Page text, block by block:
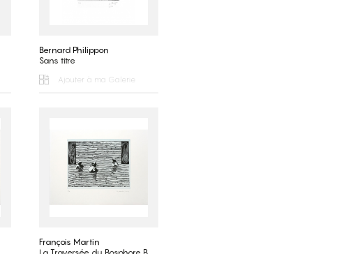
Bernard Philippon
Sans titre
Ajouter à ma Galerie
François Martin